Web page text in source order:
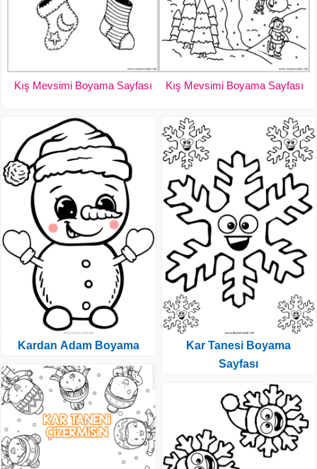
Kış Mevsimi Boyama Sayfası Kış Mevsimi Boyama Sayfası
Kardan Adam Boyama
Kar Tanesi Boyama
Sayfası